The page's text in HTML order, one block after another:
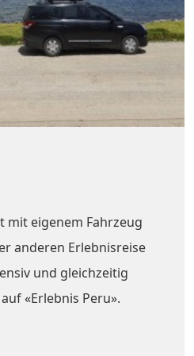
mit eigenem Fahrzeug
anderen Erlebnisreise
und gleichzeitig
«Erlebnis Peru».